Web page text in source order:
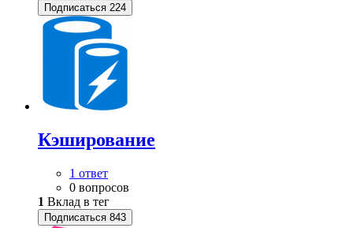
Подписаться 224
Кэширование
1 ответ
0 вопросов
1 Вклад в тег
Подписаться 843